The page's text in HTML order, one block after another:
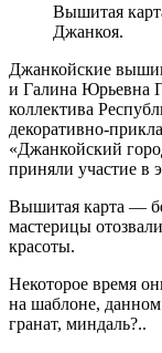
Вышитая
Джанкоя.
Джанкойские
и Галина Юрьевна
коллектива
декоративно-
«Джанкойский
приняли участие в
Вышитая карта —
мастерицы
красоты.
Некоторое время
на шаблоне,
гранат, миндаль?..